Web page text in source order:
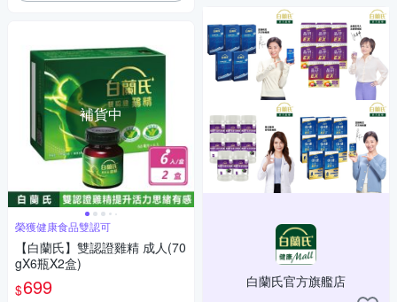
補貨中
榮獲健康食品雙認可
【白蘭氏】雙認證雞精 成人(70
gX6瓶X2盒)
$699 白蘭氏官方旗艦店